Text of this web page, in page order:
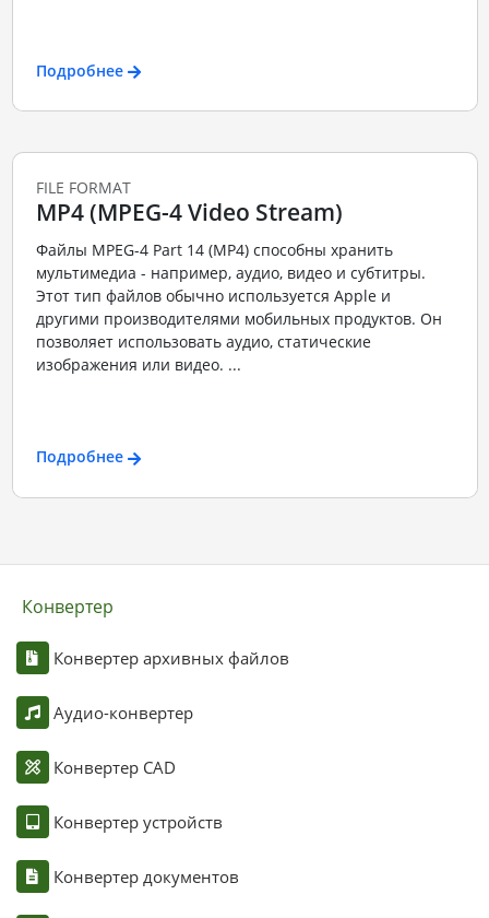
Подробнее
FILE FORMAT
MP4 (MPEG-4 Video Stream)
Файлы MPEG-4 Part 14 (MP4) способны хранить
мультимедиа - например, аудио, видео и субтитры.
Этот тип файлов обычно используется Apple и
другими производителями мобильных продуктов. Он
позволяет использовать аудио, статические
изображения или видео. ...
Подробнее
Конвертер
Конвертер архивных файлов
Аудио-конвертер
Конвертер CAD
Конвертер устройств
Конвертер документов